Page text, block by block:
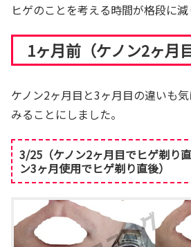
ヒゲのことを考える時間が格段に減
1ヶ月前（ケノン2ヶ月
ケノン2ヶ月目と3ヶ月目の違いも
みることにしました。
3/25（ケノン2ヶ月目でヒゲ剃り
ン3ヶ月使用でヒゲ剃り直後）